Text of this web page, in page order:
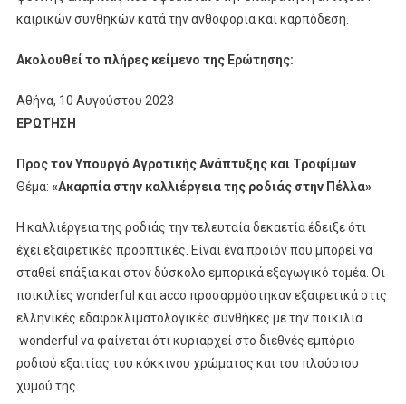
καιρικών συνθηκών κατά την ανθοφορία και καρπόδεση.
Ακολουθεί το πλήρες κείμενο της Ερώτησης:
Αθήνα, 10 Αυγούστου 2023
ΕΡΩΤΗΣΗ
Προς τον Υπουργό Αγροτικής Ανάπτυξης και Τροφίμων
Θέμα: «Ακαρπία στην καλλιέργεια της ροδιάς στην Πέλλα»
Η καλλιέργεια της ροδιάς την τελευταία δεκαετία έδειξε ότι
έχει εξαιρετικές προοπτικές. Είναι ένα προϊόν που μπορεί να
σταθεί επάξια και στον δύσκολο εμπορικά εξαγωγικό τομέα. Οι
ποικιλίες wonderful και acco προσαρμόστηκαν εξαιρετικά στις
ελληνικές εδαφοκλιματολογικές συνθήκες με την ποικιλία
wonderful να φαίνεται ότι κυριαρχεί στο διεθνές εμπόριο
ροδιού εξαιτίας του κόκκινου χρώματος και του πλούσιου
χυμού της.